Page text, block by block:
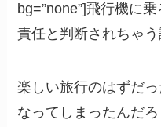
bg=”none”]飛行機に
責任と判断されちゃ
楽しい旅行のはずだ
なってしまったんだ